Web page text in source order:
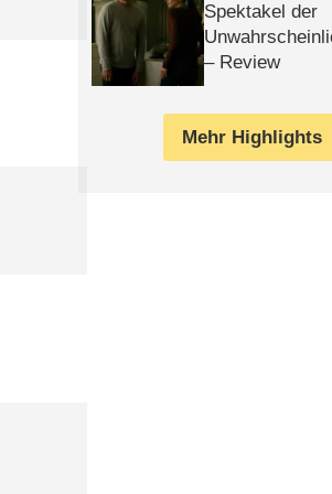
Spektakel der
– Review
Mehr Highlights